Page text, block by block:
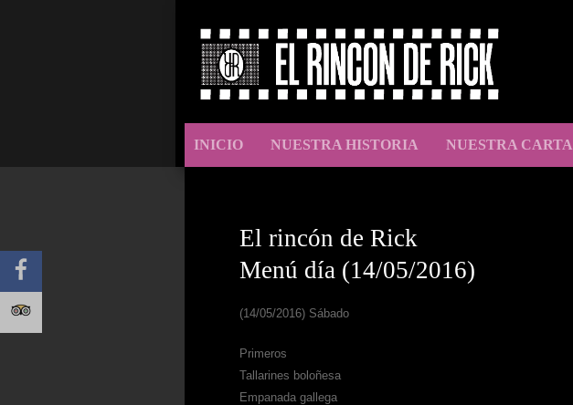
INICIO NUESTRA HISTORIA NUESTRA CARTA
El rincón de Rick
Menú día (14/05/2016)
(14/05/2016) Sábado
Primeros
Tallarines boloñesa
Empanada gallega